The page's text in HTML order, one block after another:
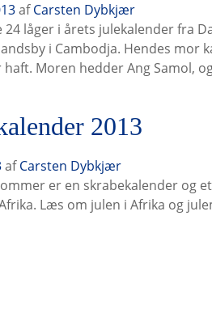
af Carsten Dybkjær
24 låger i årets julekalender fra
i Cambodja. Hendes
Moren hedder Ang Samol,
2013
af Carsten Dybkjær
er en skrabekalender
Læs om julen i Afrika og